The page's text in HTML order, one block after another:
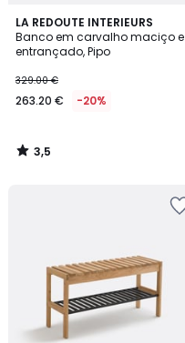
LA REDOUTE INTERIEURS
Banco em carvalho maciço e
entrançado, Pipo
329.00 €
263.20 € -20%
3,5
/ 5
3,5
/